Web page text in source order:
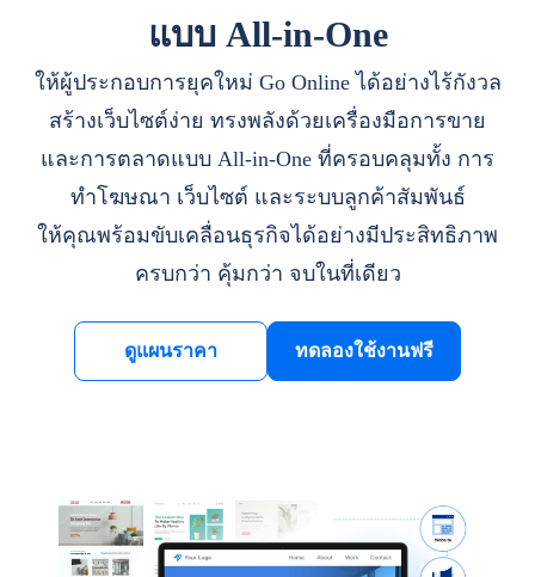
แบบ All-in-One
ให้ผู้ประกอบการยุคใหม่ Go Online ได้อย่างไร้กังวล
สร้างเว็บไซต์ง่าย ทรงพลังด้วยเครื่องมือการขาย
และการตลาดแบบ All-in-One ที่ครอบคลุมทั้ง การ
ทำโฆษณา เว็บไซต์ และระบบลูกค้าสัมพันธ์
ให้คุณพร้อมขับเคลื่อนธุรกิจได้อย่างมีประสิทธิภาพ
ครบกว่า คุ้มกว่า จบในที่เดียว
ดูแผนราคา ทดลองใช้งานฟรี